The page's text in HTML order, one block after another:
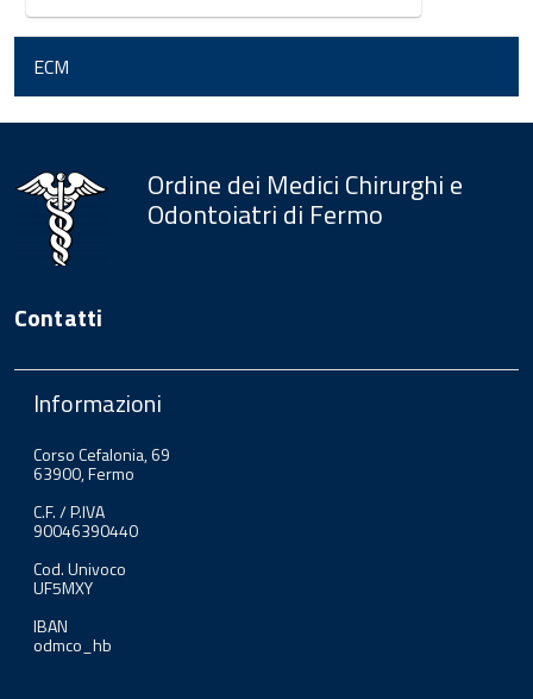
ECM
all'inizio
contenuto Ordine dei Medici Chirurghi e
Odontoiatri di Fermo
Contatti
Informazioni
Corso Cefalonia, 69
63900, Fermo
C.F. / P.IVA
90046390440
Cod. Univoco
UF5MXY
IBAN
odmco_hb